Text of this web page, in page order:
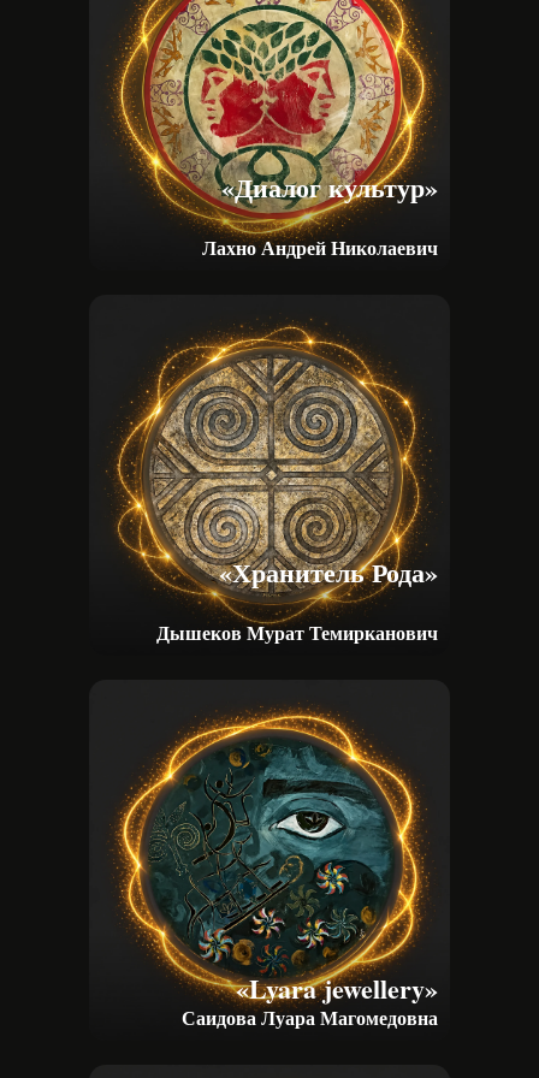
Саидова Луара Магомедовна
«Lyara jewellery»
Дышеков Мурат Темирканович
«Хранитель Рода»
Лахно Андрей Николаевич
«Диалог культур»
Следите
за новостями
фестиваля в VK
и Telegram
Свежие новости, фото и видео работ
фестиваля. Присоединяйтесь!